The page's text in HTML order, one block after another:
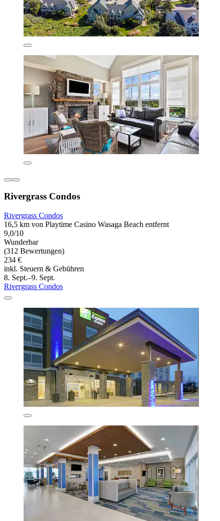
Rivergrass Condos
Rivergrass Condos
16,5 km von Playtime Casino Wasaga Beach entfernt
9,0/10
Wunderbar
(312 Bewertungen)
234 €
inkl. Steuern & Gebühren
8. Sept.–9. Sept.
Rivergrass Condos